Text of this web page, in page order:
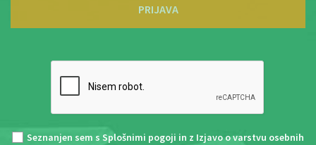
PRIJAVA
Seznanjen sem s Splošnimi pogoji in z Izjavo o varstvu osebnih